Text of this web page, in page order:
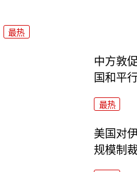
最热
中方敦
国和平
最热
美国对
规模制